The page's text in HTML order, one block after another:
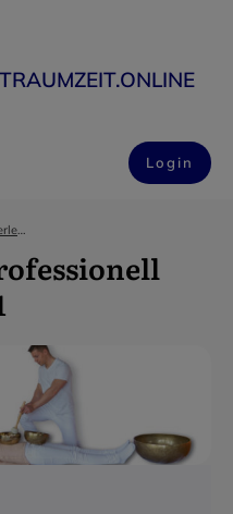
TRAUMZEIT.ONLINE
Login
Klangmassage professionell erlernen | Level 1